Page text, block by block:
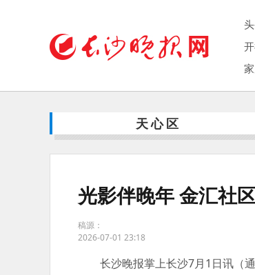
天心区
光影伴晚年 金汇社
稿源：
2026-07-01 23:18
长沙晚报掌上长沙7月1日讯（